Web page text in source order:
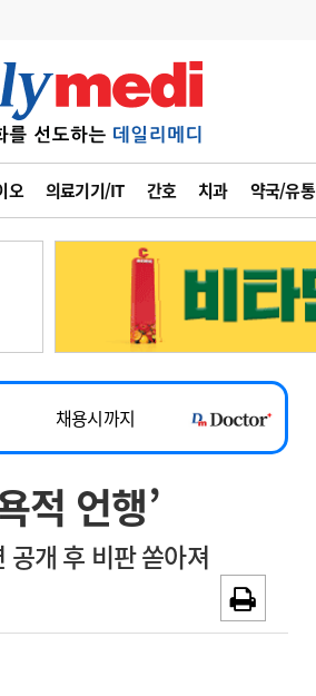
오 의료기기/IT 간호 치과 약국/유통
6
관리급여 실시
지필공 지원책
수련환경 개선
의과대학 입시
정책/통계 공시
~2026-08-31
채용시까지
채용시까지
~2026-08-15
~2026-08-31
채용시까지
적 언행’
개 후 비판 쏟아져